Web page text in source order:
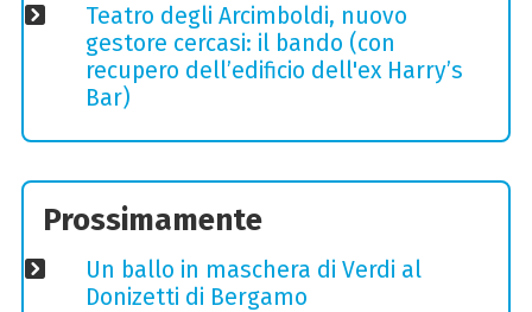
Teatro degli Arcimboldi, nuovo
gestore cercasi: il bando (con
recupero dell’edificio dell'ex Harry’s
Bar)
Prossimamente
Un ballo in maschera di Verdi al
Donizetti di Bergamo